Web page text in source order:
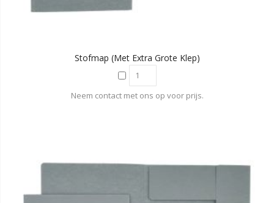
Stofmap (met Extra Grote Klep)
Neem contact met ons op voor prijs.